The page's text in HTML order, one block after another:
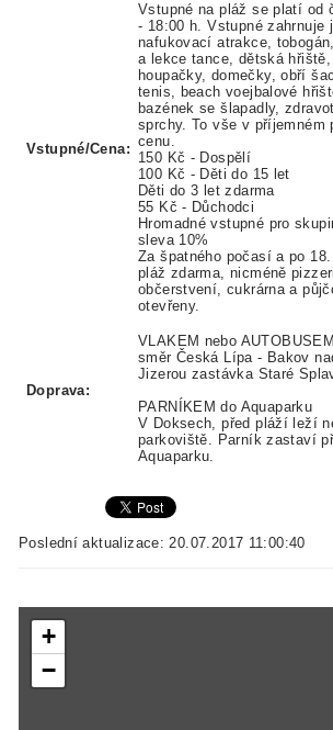
Vstupné/Cena:
Vstupné na pláž se platí od
- 18:00 h. Vstupné zahrnuje
nafukovací atrakce,
a lekce tance, dětská hřiště,
houpačky, domečky, obří
tenis, beach voejbalové
bazének se šlapadly,
sprchy. To vše v příjemném
cenu.
150 Kč - Dospělí
100 Kč - Děti do 15 let
Děti do 3 let zdarma
55 Kč - Důchodci
Hromadné vstupné pro
sleva 10%
Za špatného počasí a po
pláž zdarma, nicméně
občerstvení, cukrárna a
otevřeny.
Doprava:
VLAKEM nebo AUTOBUSEM
směr Česká Lípa - Bakov
Jizerou zastávka Staré
PARNÍKEM do Aquaparku
V Doksech, před pláží leží
parkoviště. Parník zastaví
Aquaparku.
Poslední aktualizace: 20.07.2017 11:00:40
+
−